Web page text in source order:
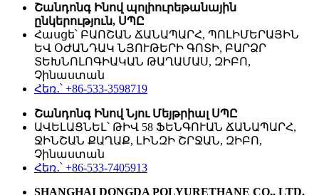
Շանդոնգ Ինով պոլիուրեթանային
ընկերություն, ՍՊԸ
Հասցե՝ ԲԱՈՇԱՆ ՃԱՆԱՊԱՐՀ, ՊՈԼԻՄԵՐԱՅԻՆ
ԵՎ ՕԺԱՆԴԱԿ ՆՅՈՒԹԵՐԻ ԳՈՏԻ, ԲԱՐՁՐ
ՏԵԽՆՈԼՈԳԻԱԿԱՆ ԹԱՂԱՄԱՍ, ԶԻԲՈ,
Չինաստան
Հեռ․՝ +86-533-3598719
Շանդոնգ Ինով Նյու Մեյթրիալ ՍՊԸ
ԱՎԵԼԱՑՆԵԼ՝ ԹԻՎ 58 ՖԵՆԳՈՒԱՆ ՃԱՆԱՊԱՐՀ,
ՋԻՆՇԱՆ ՔԱՂԱՔ, ԼԻՆԶԻ ՇՐՋԱՆ, ԶԻԲՈ,
Չինաստան
Հեռ․՝ +86-533-7405913
SHANGHAI DONGDA POLYURETHANE CO., LTD.